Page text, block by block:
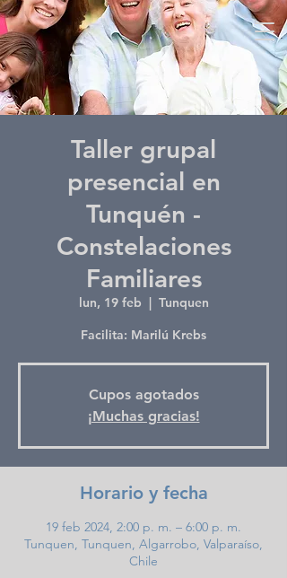
Taller grupal
presencial en
Tunquén -
Constelaciones
Familiares
lun, 19 feb
  |
Tunquen
Facilita: Marilú Krebs
Cupos agotados
¡Muchas gracias!
Horario y fecha
19 feb 2024, 2:00 p. m. – 6:00 p. m.
Tunquen, Tunquen, Algarrobo, Valparaíso,
Chile